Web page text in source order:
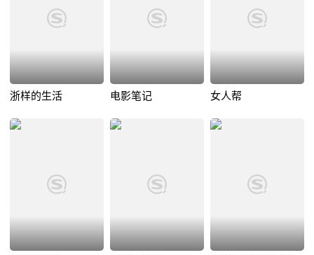
浙样的生活 电影笔记 女人帮